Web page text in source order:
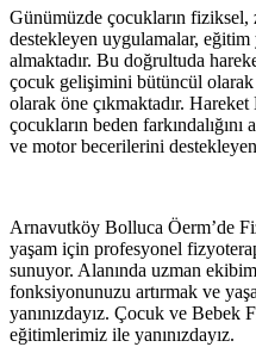
Günümüzde çocukların
destekleyen uygulamalar, eğitim
almaktadır. Bu doğrultuda
çocuk gelişimini bütüncül
olarak öne çıkmaktadır.
çocukların beden
ve motor becerilerini
Arnavutköy Bolluca Öerm’de
yaşam için profesyonel
sunuyor. Alanında uzman
fonksiyonunuzu artırmak ve
yanınızdayız. Çocuk ve Bebek
eğitimlerimiz ile yanınızdayız.